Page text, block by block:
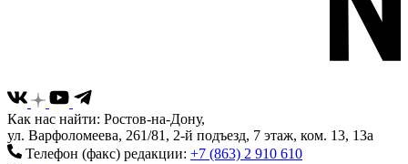
Как нас найти: Ростов-на-Дону,
ул. Варфоломеева, 261/81, 2-й подъезд, 7 этаж, ком. 13, 13а
Телефон (факс) редакции: +7 (863) 2 910 610